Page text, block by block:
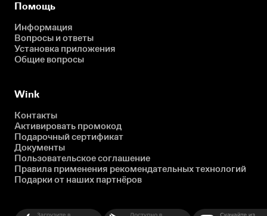
Помощь
Информация
Вопросы и ответы
Установка приложения
Общие вопросы
Wink
Контакты
Активировать промокод
Подарочный сертификат
Документы
Пользовательское соглашение
Правила применения рекомендательных технологий
Подарки от наших партнёров